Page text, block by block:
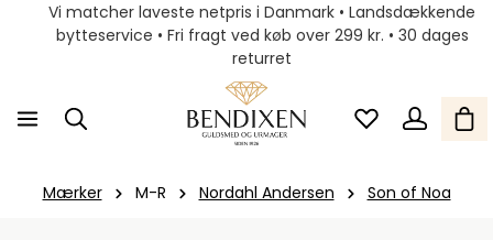
Vi matcher laveste netpris i Danmark • Landsdækkende
bytteservice • Fri fragt ved køb over 299 kr. • 30 dages
returret
Mærker M-R Nordahl Andersen Son of Noa